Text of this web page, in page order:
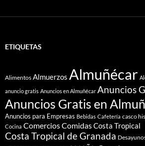
ETIQUETAS
Alimentos Almuerzos Almuñécar
anuncio gratis Anuncios en Almuñécar Anuncios
Anuncios Gratis en
Anuncios para Empresas Bebidas Cafetería casco
Cocina ComerciosComidasCosta Tropical
Costa Tropical de Granada